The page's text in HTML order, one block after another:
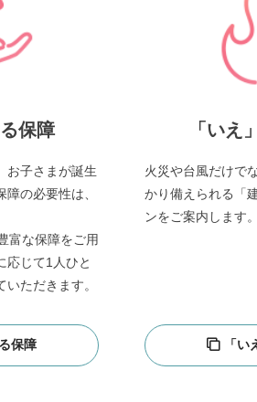
保障
お子さまが誕生
の必要性は、
富な保障をご用
応じて1人ひと
ただきます。
保障
「いえ
火災や台風だけで
かり備えられる「
ンをご案内します。
「